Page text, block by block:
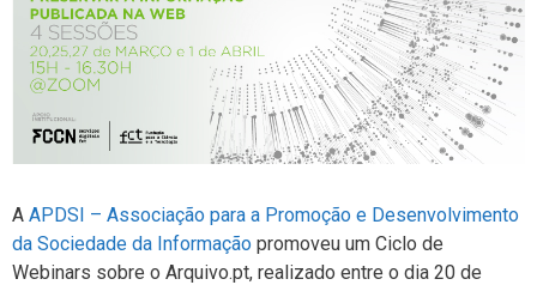
A APDSI – Associação para a Promoção e Desenvolvimento
da Sociedade da Informação promoveu um Ciclo de
Webinars sobre o Arquivo.pt, realizado entre o dia 20 de